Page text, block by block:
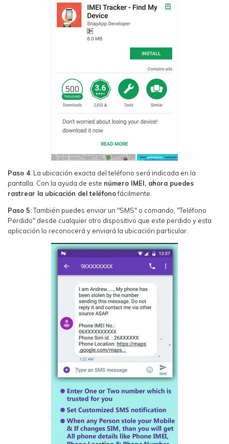
Paso 4: La ubicación exacta del teléfono será indicada en la
pantalla. Con la ayuda de este número IMEI, ahora puedes
rastrear la ubicación del teléfonofácilmente.
Paso 5:También puedes enviar un "SMS" o comando, "Teléfono
Perdido" desde cualquier otro dispositivo que este perdido y esta
aplicación lo reconocerá y enviará la ubicación particular.